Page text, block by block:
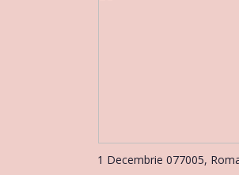
1 Decembrie 077005,